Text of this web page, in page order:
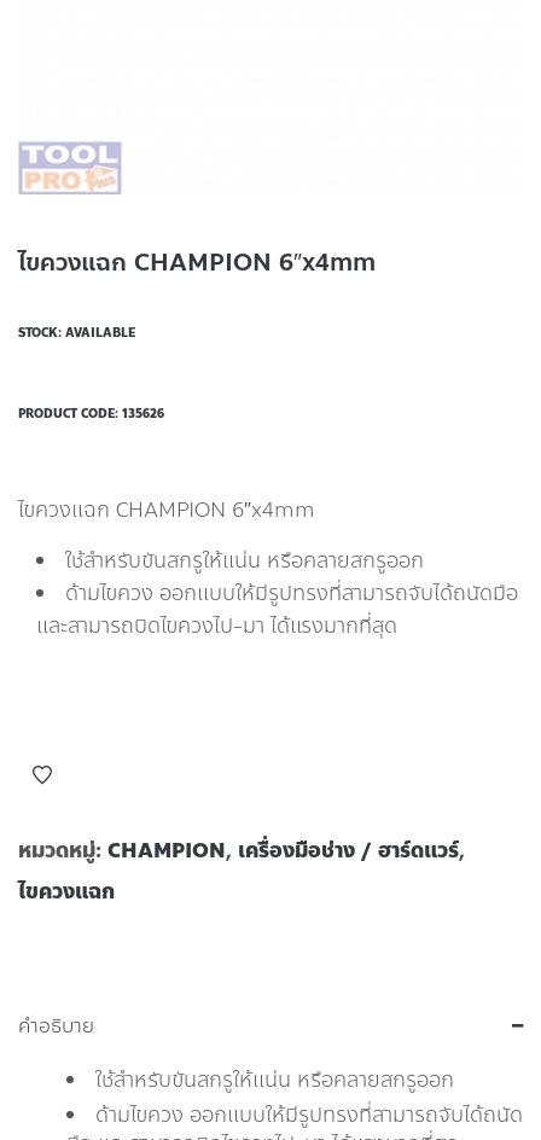
ไขควงแฉก CHAMPION 6″x4mm
STOCK: AVAILABLE
PRODUCT CODE: 135626
ไขควงแฉก CHAMPION 6″x4mm
ใช้สำหรับขันสกรูให้แน่น หรือคลายสกรูออก
ด้ามไขควง ออกแบบให้มีรูปทรงที่สามารถจับได้ถนัดมือ
และสามารถบิดไขควงไป-มา ได้แรงมากที่สุด
หมวดหมู่: CHAMPION, เครื่องมือช่าง / ฮาร์ดแวร์,
ไขควงแฉก
คำอธิบาย
ใช้สำหรับขันสกรูให้แน่น หรือคลายสกรูออก
ด้ามไขควง ออกแบบให้มีรูปทรงที่สามารถจับได้ถนัด